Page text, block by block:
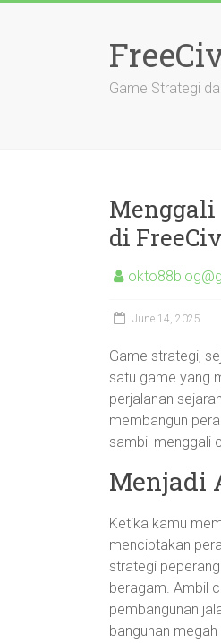
Game Strategi
Menggali
di
June 14, 2025
Game strategi,
satu game yang
perjalanan
membangun
sambil menggali
Menjadi
Ketika kamu
menciptakan
strategi
beragam. Ambil
pembangunan
bangunan